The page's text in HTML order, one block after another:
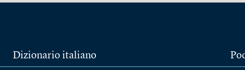
Dizionario italiano